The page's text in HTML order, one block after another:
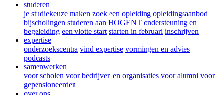
studeren
je studiekeuze maken zoek een opleiding opleidingsaanbod
bijscholingen studeren aan HOGENT ondersteuning en
begeleiding een vlotte start starten in februari inschrijven
expertise
onderzoekscentra vind expertise vormingen en advies
podcasts
samenwerken
voor scholen voor bedrijven en organisaties voor alumni voor
gepensioneerden
over ons